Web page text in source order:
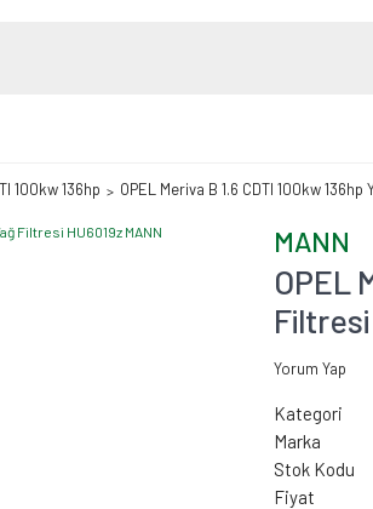
100kw 136hp OPEL Meriva B 1.6 CDTI 100kw 136hp
MANN
OPEL
Filtresi
Yorum Yap
Kategori
Marka
Stok Kodu
Fiyat